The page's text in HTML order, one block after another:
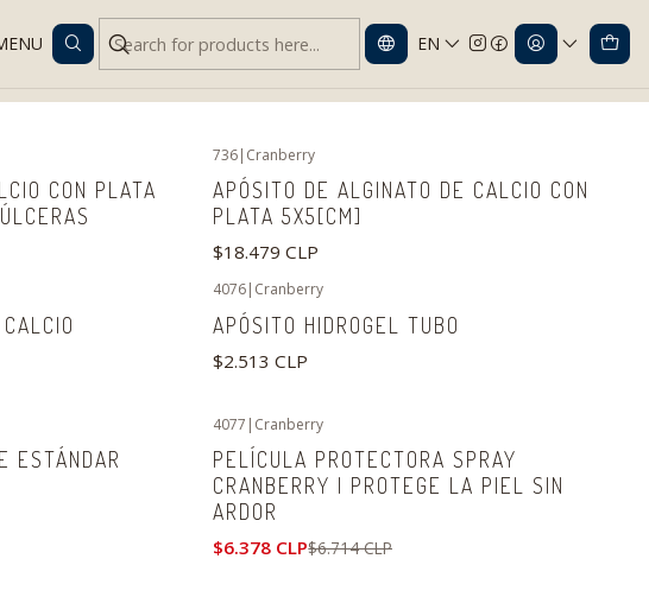
EN
CON PLATA
736| Cranberry
APÓSITO DE ALGINATO DE CALCIO CON
PLATA 5X5[CM]
$18.479 CLP
4076| Cranberry
APÓSITO HIDROGEL TUBO
$2.513 CLP
ESTÁNDAR
4077 | Cranberry
PELÍCULA PROTECTORA SPRAY
CRANBERRY | PROTEGE LA PIEL SIN
ARDOR
$6.378 CLP$6.714 CLP